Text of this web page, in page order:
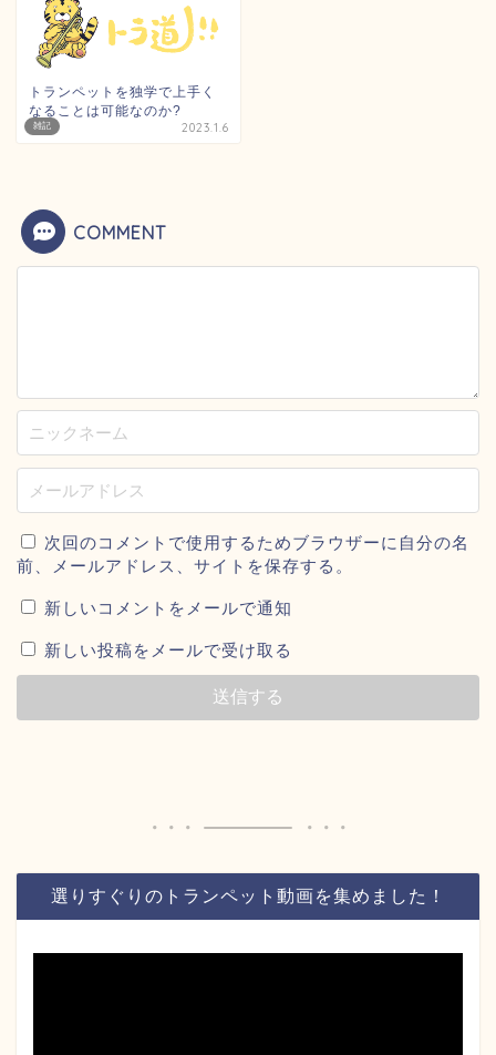
雑記
トランペットを独学で上手く
なることは可能なのか?
2023.1.6
COMMENT
次回のコメントで使用するためブラウザーに自分の名
前、メールアドレス、サイトを保存する。
新しいコメントをメールで通知
新しい投稿をメールで受け取る
選りすぐりのトランペット動画を集めました！